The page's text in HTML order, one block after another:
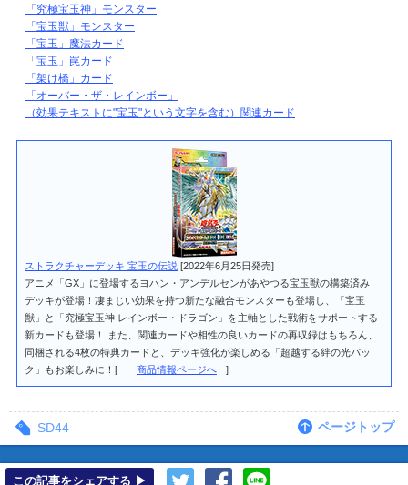
「究極宝玉神」モンスター
「宝玉獣」モンスター
「宝玉」魔法カード
「宝玉」罠カード
「架け橋」カード
「オーバー・ザ・レインボー」
（効果テキストに"宝玉"という文字を含む）関連カード
ストラクチャーデッキ 宝玉の伝説 [2022年6月25日発売]
アニメ「GX」に登場するヨハン・アンデルセンがあやつる宝玉獣の構築済み
デッキが登場！凄まじい効果を持つ新たな融合モンスターも登場し、「宝玉
獣」と「究極宝玉神 レインボー・ドラゴン」を主軸とした戦術をサポートする
新カードも登場！ また、関連カードや相性の良いカードの再収録はもちろん、
同梱される4枚の特典カードと、デッキ強化が楽しめる「超越する絆の光パッ
ク」もお楽しみに！
商品情報ページへ
SD44 ページトップ
この記事をシェアする ▶